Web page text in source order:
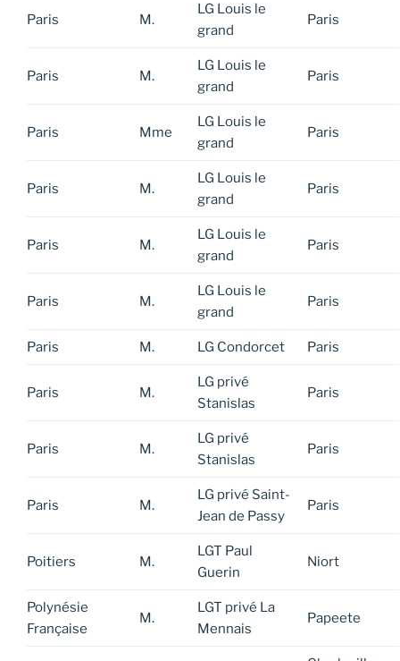
Paris M.
LG Louis le
grand
Paris
Paris M.
LG Louis le
grand
Paris
Paris Mme
LG Louis le
grand
Paris
Paris M.
LG Louis le
grand
Paris
Paris M.
LG Louis le
grand
Paris
Paris M.
LG Louis le
grand
Paris
Paris M. LG Condorcet Paris
Paris M.
LG privé
Stanislas
Paris
Paris M.
LG privé
Stanislas
Paris
Paris M.
LG privé Saint-
Jean de Passy
Paris
Poitiers M.
LGT Paul
Guerin
Niort
Polynésie
Française
M.
LGT privé La
Mennais
Papeete